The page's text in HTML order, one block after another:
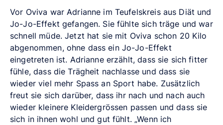
Vor Oviva war Adrianne im Teufelskreis aus Diät und
Jo-Jo-Effekt gefangen. Sie fühlte sich träge und war
schnell müde. Jetzt hat sie mit Oviva schon 20 Kilo
abgenommen, ohne dass ein Jo-Jo-Effekt
eingetreten ist. Adrianne erzählt, dass sie sich fitter
fühle, dass die Trägheit nachlasse und dass sie
wieder viel mehr Spass an Sport habe. Zusätzlich
freut sie sich darüber, dass ihr nach und nach auch
wieder kleinere Kleidergrössen passen und dass sie
sich in ihnen wohl und gut fühlt. „Wenn ich